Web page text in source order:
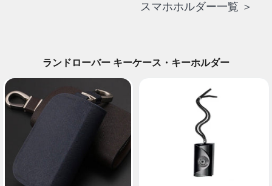
スマホホルダー一覧 ＞
ランドローバー キーケース・キーホルダー